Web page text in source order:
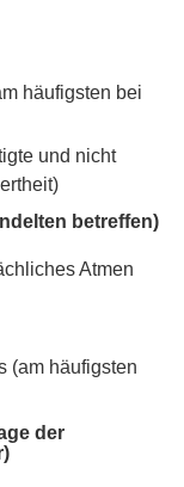
häufigsten bei
und nicht
betreffen)
Atmen
(am häufigsten
der